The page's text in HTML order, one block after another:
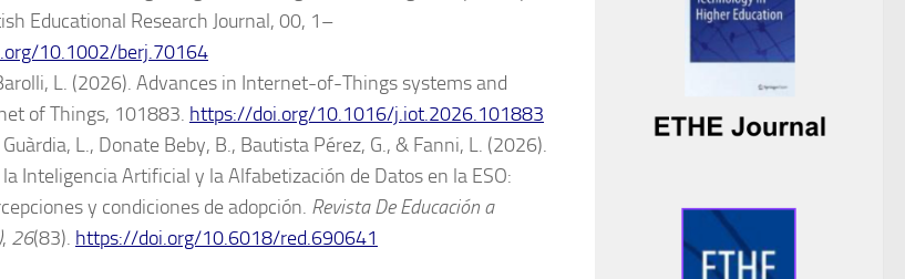
Educational Research Journal, 00, 1–
10.1002/berj.70164
L. (2026). Advances in Internet-of-Things systems and
of Things, 101883. https://doi.org/10.1016/j.iot.2026.101883
L., Donate Beby, B., Bautista Pérez, G., & Fanni, L. (2026).
Inteligencia Artificial y la Alfabetización de Datos en la ESO:
y condiciones de adopción. Revista De Educación a
, 26(83). https://doi.org/10.6018/red.690641